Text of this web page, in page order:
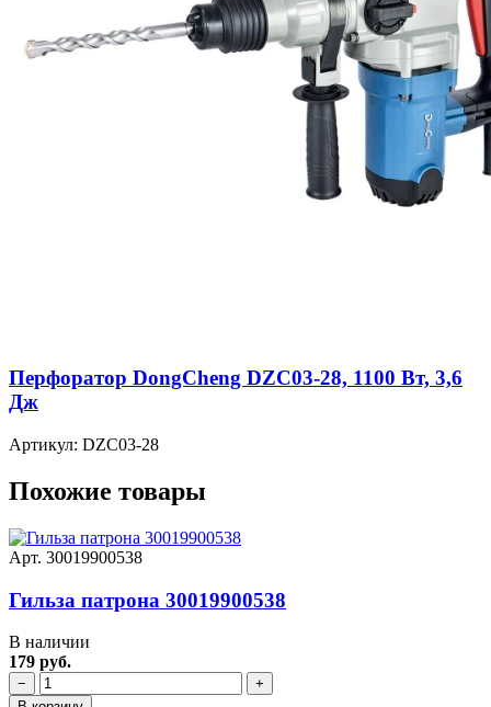
Перфоратор DongCheng DZC03-28, 1100 Вт, 3,6
Дж
Артикул: DZC03-28
Похожие товары
Арт. 30019900538
Гильза патрона 30019900538
В наличии
179 руб.
−
+